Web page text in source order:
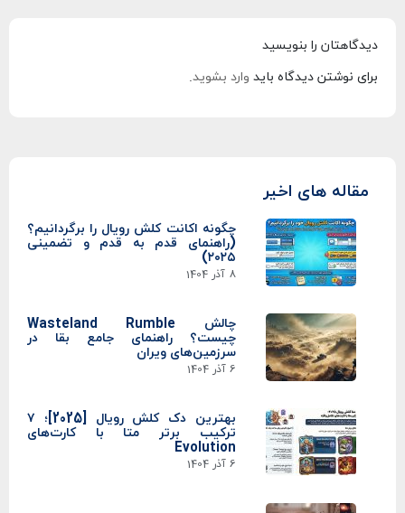
دیدگاهتان را بنویسید
برای نوشتن دیدگاه باید وارد بشوید.
مقاله های اخیر
چگونه اکانت کلش رویال را برگردانیم؟
(راهنمای قدم به قدم و تضمینی
۲۰۲۵)
8 آذر 1404
چالش Wasteland Rumble
چیست؟ راهنمای جامع بقا در
سرزمین‌های ویران
6 آذر 1404
بهترین دک کلش رویال [2025]؛ ۷
ترکیب برتر متا با کارت‌های
Evolution
6 آذر 1404